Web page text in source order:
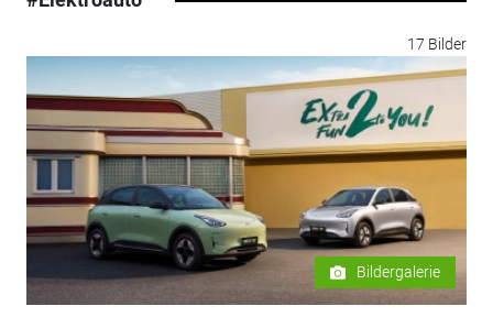
17 Bilder
Bildergalerie